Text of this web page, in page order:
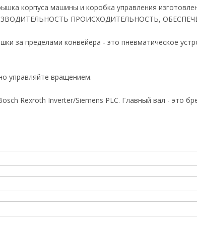
корпуса машины и коробка управления
ПРОИСХОДИТЕЛЬНОСТЬ,
за пределами конвейера - это пневматическое
управляйте вращением.
Rexroth Inverter/Siemens PLC. Главный вал - это